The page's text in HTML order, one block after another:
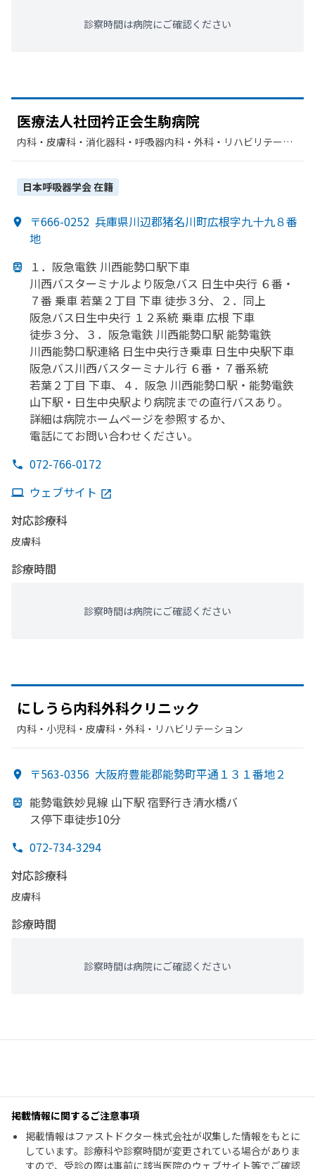
診察時間は病院にご確認ください
医療法人社団衿正会生駒病院
内科・​皮膚科・​消化器科・​呼吸器内科・​外科・​リハビリテーシ
日本呼吸器学会在籍
〒666-0252 兵庫県川辺郡猪名川町広根字九十九８番
地
１． 阪急電鉄 川西能勢口駅下車
川西バスターミナルより阪急バス 日生中央行 ６番・
７番 乗車 若葉２丁目 下車 徒歩３分、 ２．同上
阪急バス日生中央行 １２系統 乗車広根 下車
徒歩３分、 ３． 阪急電鉄 川西能勢口駅 能勢電鉄
川西能勢口駅連絡 日生中央行き乗車 日生中央駅下車
阪急バス川西バスターミナル行 ６番・７番系統
若葉２丁目 下車、 ４． 阪急 川西能勢口駅・能勢電鉄
山下駅・ 日生中央駅より病院までの直行バスあり。
詳細は病院ホームページを参照するか、
電話にてお問い合わせください。
072-766-0172
ウェブサイト
対応診療科
皮膚科
診療時間
診察時間は病院にご確認ください
にしうら内科外科クリニック
内科・​小児科・​皮膚科・​外科・​リハビリテーション
〒563-0356 大阪府豊能郡能勢町平通１３１番地２
能勢電鉄妙見線 山下駅 宿野行き清水橋バ
ス停下車徒歩10分
072-734-3294
対応診療科
皮膚科
診療時間
診察時間は病院にご確認ください
掲載情報に関するご注意事項
掲載情報はファストドクター株式会社が収集した情報をもとに
しています。診療科や診察時間が変更されている場合がありま
すので、受診の際は事前に該当医院のウェブサイト等でご確認